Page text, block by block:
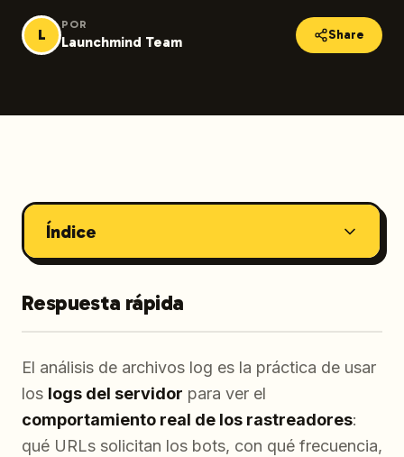
L
POR
Launchmind Team Share
Índice
Respuesta rápida
El análisis de archivos log es la práctica de usar
los logs del servidor para ver el
comportamiento real de los rastreadores:
qué URLs solicitan los bots, con qué frecuencia,